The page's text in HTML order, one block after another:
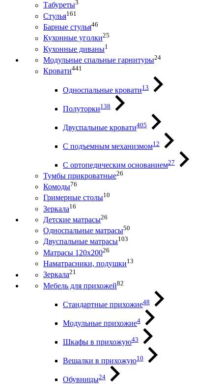
Табуреты3
Стулья161
Барные стулья46
Кухонные уголки25
Кухонные диваны1
Модульные спальные гарнитуры24
Кровати441
Односпальные кровати13
Полуторки138
Двуспальные кровати405
С подъемным механизмом12
С ортопедическим основанием27
Тумбы прикроватные26
Комоды76
Гримерные столы10
Зеркала16
Детские матрасы26
Односпальные матрасы50
Двуспальные матрасы103
Матрасы 120х20026
Наматрасники, подушки13
Зеркала21
Мебель для прихожей82
Стандартные прихожие48
Модульные прихожие4
Шкафы в прихожую43
Вешалки в прихожую10
Обувницы24